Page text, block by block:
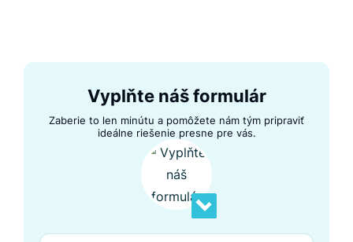
Vyplňte náš formulár
Zaberie to len minútu a pomôžete nám tým pripraviť
ideálne riešenie presne pre vás.